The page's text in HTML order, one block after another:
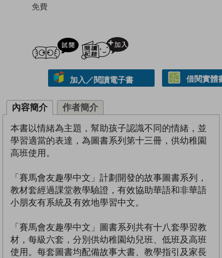
免費
試閲
加入／閱讀電子書 借閱實體
內容簡介 作者簡介
本書以情緒為主題，幫助孩子認識不同的情緒，並
學習適當的表達，為圖書系列第十三冊，供幼稚園
高班使用。
「賽馬會友趣學中文」計劃開發的故事圖書系列，
教材套經過課堂教學驗證，有效協助華語和非華語
小朋友有系統及有效地學習中文。
「賽馬會友趣學中文」圖書系列共有十八套學習教
材，每級六套，分別供幼稚園幼兒班、低班及高班
使用。每套圖書均配備故事大書、教學指引及家長